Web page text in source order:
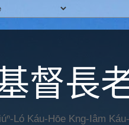
督長
Ló Káu-Hōe Kng-Iâm